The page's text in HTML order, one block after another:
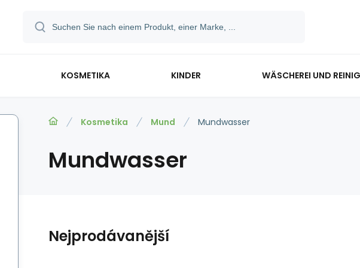
KOSMETIKA KINDER WÄSCHEREI UND
Kosmetika Mund Mundwasser
Mundwasser
Nejprodávanější